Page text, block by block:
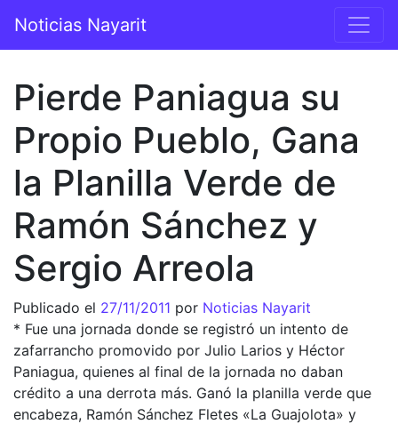
Navegación principal
Noticias Nayarit
Pierde Paniagua su
Propio Pueblo, Gana
la Planilla Verde de
Ramón Sánchez y
Sergio Arreola
Publicado el 27/11/2011 por Noticias Nayarit
* Fue una jornada donde se registró un intento de
zafarrancho promovido por Julio Larios y Héctor
Paniagua, quienes al final de la jornada no daban
crédito a una derrota más. Ganó la planilla verde que
encabeza, Ramón Sánchez Fletes «La Guajolota» y